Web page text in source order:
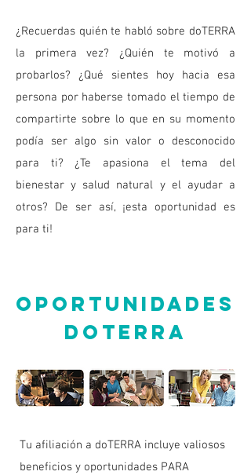
¿Recuerdas quién te habló sobre doTERRA
la primera vez? ¿Quién te motivó a
probarlos? ¿Qué sientes hoy hacia esa
persona por haberse tomado el tiempo de
compartirte sobre lo que en su momento
podía ser algo sin valor o desconocido
para ti? ¿Te apasiona el tema del
bienestar y salud natural y el ayudar a
otros? De ser así, ¡esta oportunidad es
para ti!
OPORTUNIDADES
DOTERRA
Tu afiliación a doTERRA incluye valiosos
beneficios y oportunidades PARA